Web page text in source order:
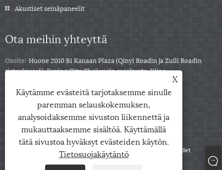
Akustiset seinäpaneelit
Ota meihin yhteyttä
Osoite: Huone 2010 B1 Kanaan Plaza (Qinyi Roadin ja Zuili Roadin
risteyksessä), Jiaxing City, Zhejiangin maakunta, Kiina
Sähköposti:
info@zjarris.com
Copyright © 2025 Zhejiang Arris IMP & EXP Co., Ltd. Kaikki oikeudet
X
Käytämme evästeitä tarjotaksemme sinulle
paremman selauskokemuksen,
analysoidaksemme sivuston liikennettä ja
mukauttaaksemme sisältöä. Käyttämällä
tätä sivustoa hyväksyt evästeiden käytön.
Tietosuojakäytäntö